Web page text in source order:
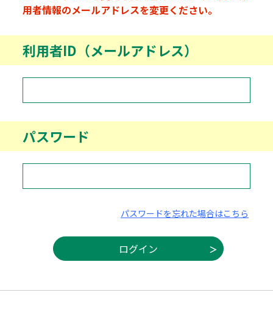
用者情報のメールアドレスを変更ください。
利用者ID（メールアドレス）
パスワード
パスワードを忘れた場合はこちら